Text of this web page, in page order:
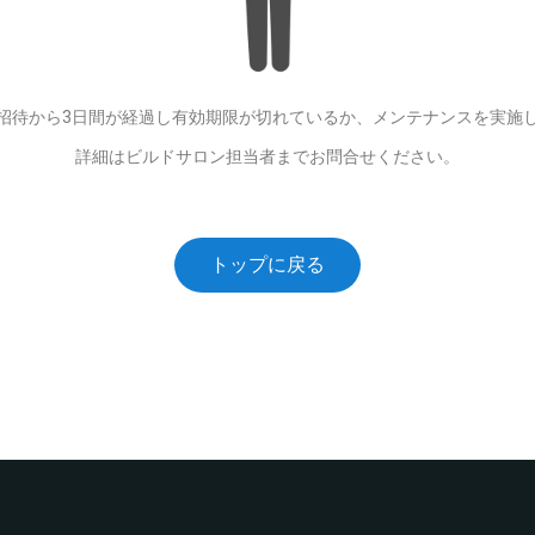
待から3日間が経過し有効期限が切れているか、メンテナンスを実施
詳細はビルドサロン担当者までお問合せください。
トップに戻る